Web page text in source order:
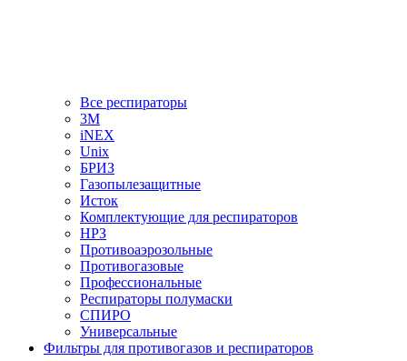
Все респираторы
3М
iNEX
Unix
БРИЗ
Газопылезащитные
Исток
Комплектующие для респираторов
НРЗ
Противоаэрозольные
Противогазовые
Профессиональные
Респираторы полумаски
СПИРО
Универсальные
Фильтры для противогазов и респираторов